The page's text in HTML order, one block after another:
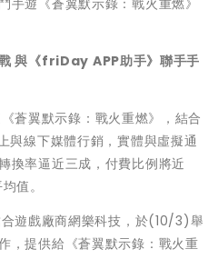
手遊《蒼翼默示錄：戰火重燃》
與《friDay APP助手》聯手手
蒼翼默示錄：戰火重燃》，結合
與線下媒體行銷，實體與虛擬通
換率逼近三成，付費比例將近
值。
遊戲廠商網樂科技，於(10/3)舉
，提供給《蒼翼默示錄：戰火重